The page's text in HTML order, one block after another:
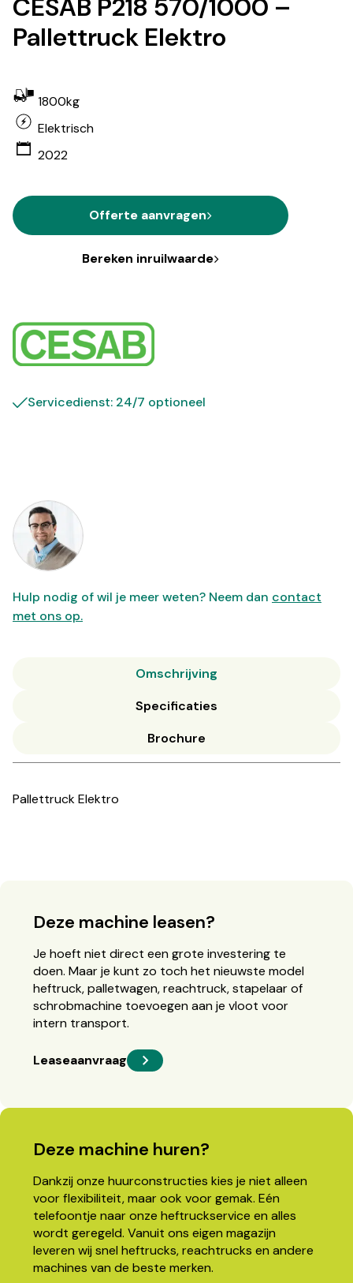
CESAB P218 570/1000 –
Pallettruck Elektro
1800kg
Elektrisch
2022
Offerte aanvragen
Bereken inruilwaarde
Servicedienst: 24/7 optioneel
Hulp nodig of wil je meer weten? Neem dan contact
met ons op.
Omschrijving
Specificaties
Brochure
Pallettruck Elektro
Deze machine leasen?
Je hoeft niet direct een grote investering te
doen. Maar je kunt zo toch het nieuwste model
heftruck, palletwagen, reachtruck, stapelaar of
schrobmachine toevoegen aan je vloot voor
intern transport.
Leaseaanvraag
Deze machine huren?
Dankzij onze huurconstructies kies je niet alleen
voor flexibiliteit, maar ook voor gemak. Eén
telefoontje naar onze heftruckservice en alles
wordt geregeld. Vanuit ons eigen magazijn
leveren wij snel heftrucks, reachtrucks en andere
machines van de beste merken.